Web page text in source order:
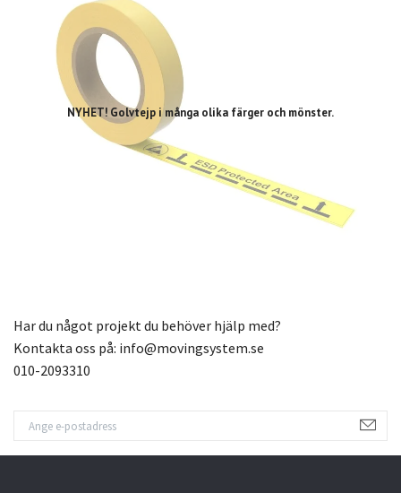
NYHET! Golvtejp i många olika färger och mönster.
Har du något projekt du behöver hjälp med?
Kontakta oss på: info@movingsystem.se
010-2093310